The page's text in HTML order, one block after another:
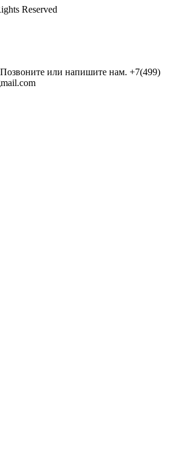
Reserved
или напишите нам. +7(499)